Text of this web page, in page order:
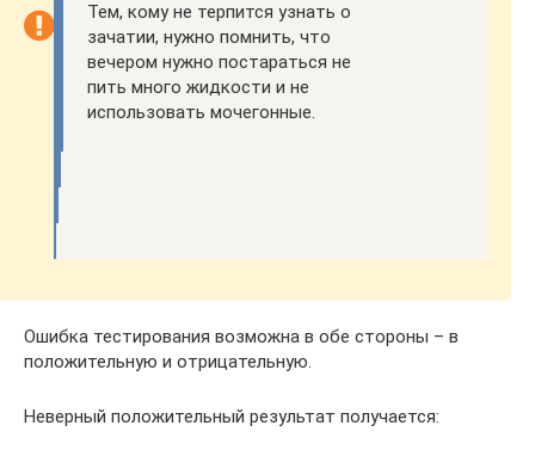
Тем, кому не терпится узнать о
зачатии, нужно помнить, что
вечером нужно постараться не
пить много жидкости и не
использовать мочегонные.
Ошибка тестирования возможна в обе стороны – в
положительную и отрицательную.
Неверный положительный результат получается: